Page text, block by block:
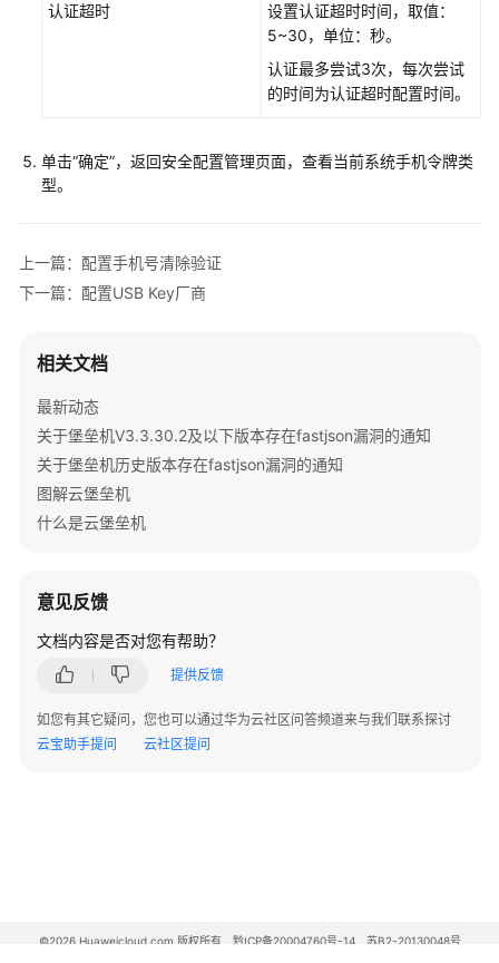
机
托
实
例
录
堡
垒
机
系
查
看
系
统
面
管
认证超时
设置认证超时时间，取值：
5~30，单位：秒。
认证最多尝试3次，每次尝试
的时间为认证超时配置时间。
单击“确定”，返回安全配置管理页面，查看当前系统手机令牌类
型。
上一篇：配置手机号清除验证
下一篇：配置USB Key厂商
相关文档
最新动态
关于堡垒机V3.3.30.2及以下版本存在fastjson漏洞的通知
关于堡垒机历史版本存在fastjson漏洞的通知
图解云堡垒机
什么是云堡垒机
意见反馈
文档内容是否对您有帮助？
提供反馈
如您有其它疑问，您也可以通过华为云社区问答频道来与我们联系探讨
云宝助手提问
云社区提问
©2026 Huaweicloud.com 版权所有 黔ICP备20004760号-14
苏B2-20130048号